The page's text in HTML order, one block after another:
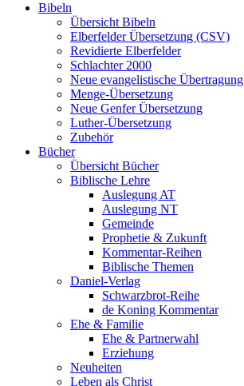
Bibeln
Übersicht Bibeln
Elberfelder Übersetzung (CSV)
Revidierte Elberfelder
Schlachter 2000
Neue evangelistische Übertragung
Menge-Übersetzung
Neue Genfer Übersetzung
Luther-Übersetzung
Zubehör
Bücher
Übersicht Bücher
Biblische Lehre
Auslegung AT
Auslegung NT
Gemeinde
Prophetie & Zukunft
Kommentar-Reihen
Biblische Themen
Daniel-Verlag
Schwarzbrot-Reihe
de Koning Kommentar
Ehe & Familie
Ehe & Partnerwahl
Erziehung
Neuheiten
Leben als Christ